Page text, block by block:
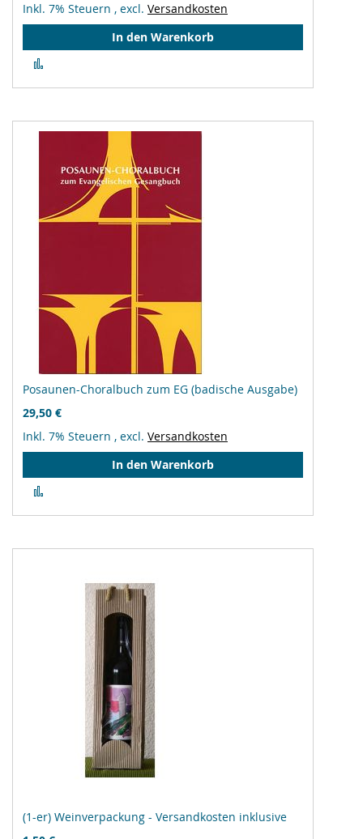
Inkl. 7% Steuern , excl. Versandkosten
In den Warenkorb
hinzufügen
Posaunen-Choralbuch zum EG (badische Ausgabe)
29,50 €
Inkl. 7% Steuern , excl. Versandkosten
In den Warenkorb
hinzufügen
(1-er) Weinverpackung - Versandkosten inklusive